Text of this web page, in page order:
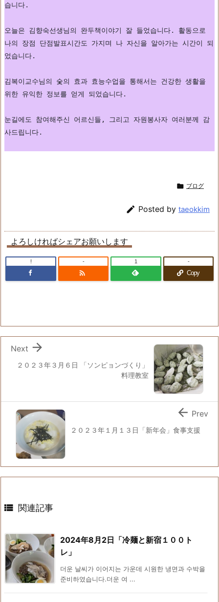
습니다.
오늘은 김향숙선생님의 완두책이야기 잘 들었습니다. 활동으로
나의 장점 단점발표시간도 가지며 나 자신을 알아가는 시간이 되
었습니다.
김복이교수님의 숯의 효과 효능수업을 통해서는 건강한 생활을
위한 유익한 정보를 얻게 되었습니다.
눈길에도 참여해주신 어르신들, 그리고 자원봉사자 여러분께 감
사드립니다.
 ブログ
 Posted by taeokkim
よろしければシェアお願いします
!

- 1
Copy
-
２０２３年３月６日 「ソンピョンづくり」
料理教室

Next
２０２３年１月１３日「新年会」食事支援
 Prev
 関連記事
2024年8月2日「冷麺と新宿１００ト
レ」
더운 날씨가 이어지는 가운데 시원한 냉면과 수박을
준비하였습니다.더운 여 ...